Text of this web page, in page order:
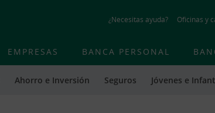
to
contentt
¿Necesitas ayuda? Oficinas y
Ahorro e Inversión Seguros Jóvenes e
EMPRESAS BANCA PERSONAL